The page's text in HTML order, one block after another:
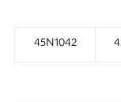
45N1042